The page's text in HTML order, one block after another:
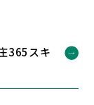
365スキ